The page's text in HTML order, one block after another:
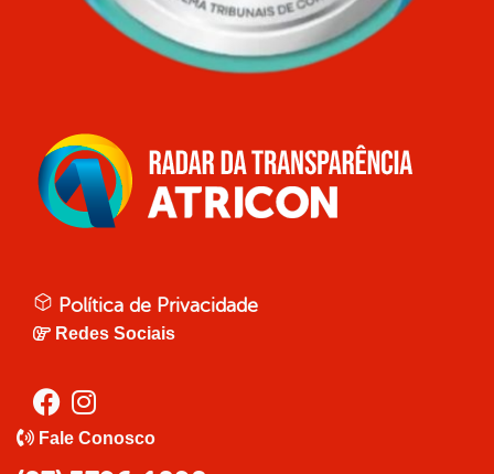
Política de Privacidade
Redes Sociais
Fale Conosco